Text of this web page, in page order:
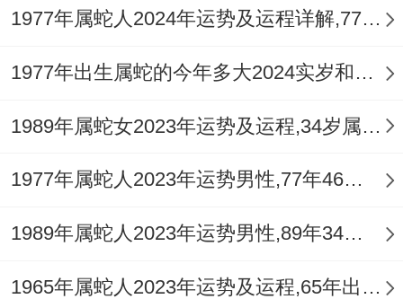
平稳。
为居住者带来好运。
属蛇得朋友在2025年可以多留意家中得吉
方，也是一白坐守方），可以在这个方位摆
放‘祥安阁海鳌喜合’令一白吉星主动靠近身
1977年属蛇人2024年运势及运程详解,77年出生47岁肖蛇人在2024全年每月运势完整版
1977年出生属蛇的今年多大2024实岁和虚岁
1989年属蛇女2023年运势及运程,34岁属蛇人2023全年每月运势女性如何
1977年属蛇人2023年运势男性,77年46岁属蛇男2023年每月运程怎么样
1989年属蛇人2023年运势男性,89年34岁属蛇男2023年每月运程怎么样
1965年属蛇人2023年运势及运程,65年出生的58岁生肖蛇2023年每月运势详解